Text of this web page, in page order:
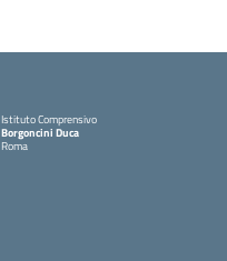
Istituto Comprensivo
Borgoncini Duca
Roma